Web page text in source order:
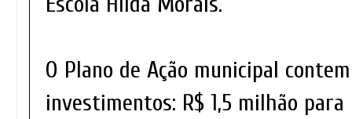
O Plano de Ação municipal
investimentos: R$ 1,5 milhão